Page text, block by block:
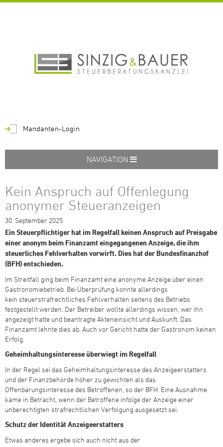
Mandanten-Login
NAVIGATION
Kein Anspruch auf Offenlegung
anonymer Steueranzeigen
30. September 2025
Ein Steuerpflichtiger hat im Regelfall keinen Anspruch auf Preisgabe
einer anonym beim Finanzamt eingegangenen Anzeige, die ihm
steuerliches Fehlverhalten vorwirft. Dies hat der Bundesfinanzhof
(BFH) entschieden.
Im Streitfall ging beim Finanzamt eine anonyme Anzeige über einen
Gastronomiebetrieb. Bei Überprüfung konnte allerdings
kein steuerstrafrechtliches Fehlverhalten seitens des Betriebs
festgestellt werden. Der Betreiber wollte allerdings wissen, wer ihn
angezeigt hatte und beantragte Akteneinsicht und Auskunft. Das
Finanzamt lehnte dies ab. Auch vor Gericht hatte der Gastronom keinen
Erfolg.
Geheimhaltungsinteresse überwiegt im Regelfall
In der Regel sei das Geheimhaltungsinteresse des Anzeigeerstatters
und der Finanzbehörde höher zu gewichten als das
Offenbarungsinteresse des Betroffenen, so der BFH. Eine Ausnahme
käme in Betracht, wenn der Betroffene infolge der Anzeige einer
unberechtigten strafrechtlichen Verfolgung ausgesetzt sei.
Schutz der Identität Anzeigeerstatters
Etwas anderes ergebe sich auch nicht aus der